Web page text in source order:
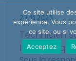
27.11.2025
Technicien
Ce site utilise
expérience. Vous
ce site, ou si
Acceptez